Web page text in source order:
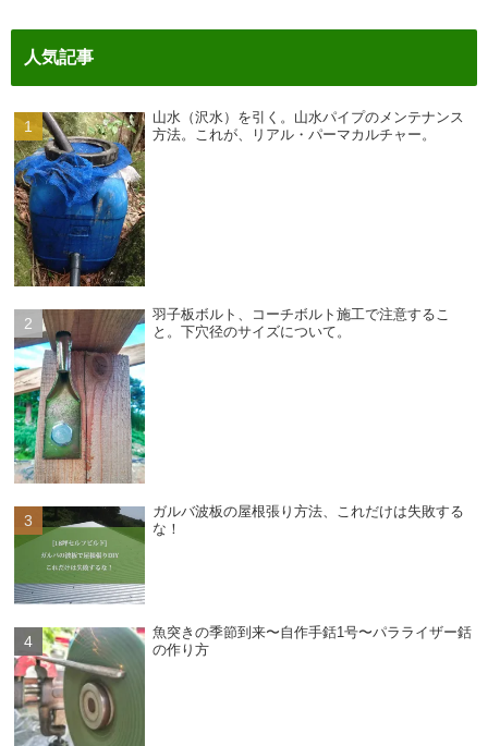
人気記事
山水（沢水）を引く。山水パイプのメンテナンス
方法。これが、リアル・パーマカルチャー。
羽子板ボルト、コーチボルト施工で注意するこ
と。下穴径のサイズについて。
ガルバ波板の屋根張り方法、これだけは失敗する
な！
魚突きの季節到来〜自作手銛1号〜パラライザー銛
の作り方